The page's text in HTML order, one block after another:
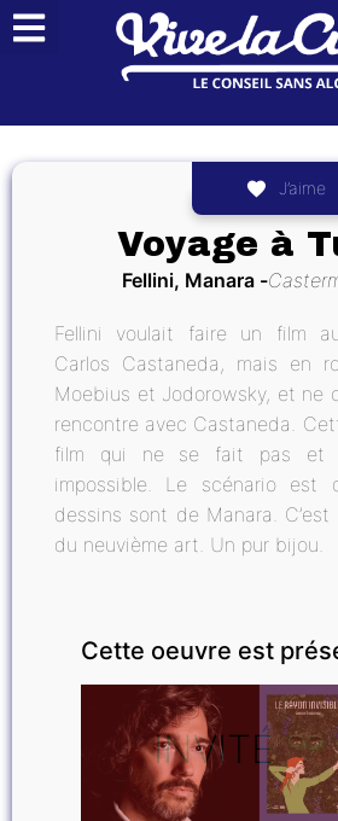
J’aime
Voyage à
Fellini, Manara
Fellini voulait faire un film
Carlos Castaneda, mais en
Moebius et Jodorowsky, et ne
rencontre avec Castaneda.
film qui ne se fait pas et
impossible. Le scénario est
dessins sont de Manara.
du neuvième art. Un pur bijou.
Cette oeuvre est
INVITÉ